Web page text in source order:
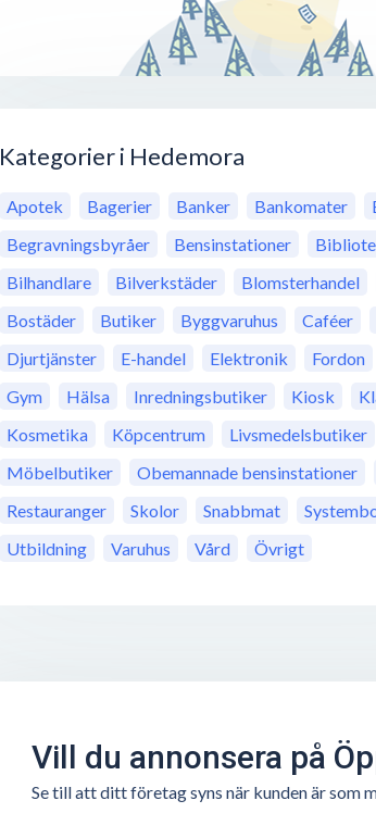
Kategorier i Hedemora
Apotek Bagerier Banker Bankomater
Begravningsbyråer
Bensinstationer
Bilhandlare
Bilverkstäder Blomsterhandel
Bostäder
Butiker Byggvaruhus Caféer
Djurtjänster
E-handel Elektronik Fordon
Gym
Hälsa Inredningsbutiker Kiosk
Kosmetika
Köpcentrum Livsmedelsbutiker
Möbelbutiker
Obemannade bensinstationer
Restauranger
Skolor Snabbmat
Utbildning
Varuhus Vård Övrigt
Vill du annonsera på
Se till att ditt företag syns när kunden är som